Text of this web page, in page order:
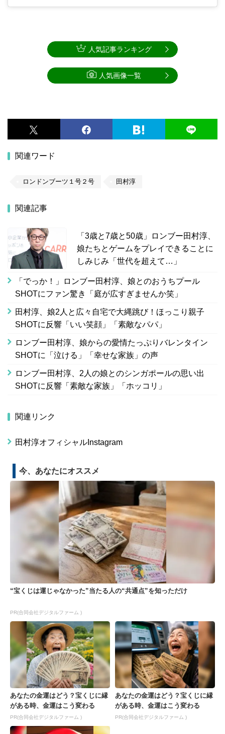
関連ワード
ロンドンブーツ１号２号 田村淳
関連記事
「3歳と7歳と50歳」ロンブー田村淳、
娘たちとゲームをプレイできることに
しみじみ「世代を超えて…」
「でっか！」ロンブー田村淳、娘とのおうちプール
SHOTにファン驚き「庭が広すぎませんか笑」
田村淳、娘2人と広々自宅で大縄跳び！ほっこり親子
SHOTに反響「いい笑顔」「素敵なパパ」
ロンブー田村淳、娘からの愛情たっぷりバレンタイン
SHOTに「泣ける」「幸せな家族」の声
ロンブー田村淳、2人の娘とのシンガポールの思い出
SHOTに反響「素敵な家族」「ホッコリ」
関連リンク
田村淳オフィシャルInstagram
人気記事ランキング
人気画像一覧
今、あなたにオススメ
“宝くじは運じゃなかった”当たる人の“共通点”を知っただけ
PR(合同会社デジタルファーム )
あなたの金運はどう？宝くじに縁
がある時、金運はこう変わる
PR(合同会社デジタルファーム )
あなたの金運はどう？宝くじに縁
がある時、金運はこう変わる
PR(合同会社デジタルファーム )